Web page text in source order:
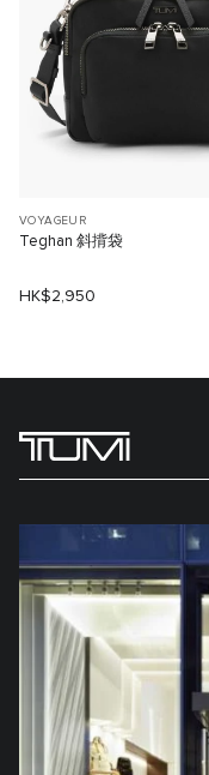
VOYAGEUR
Teghan 斜揹袋
HK$2,950